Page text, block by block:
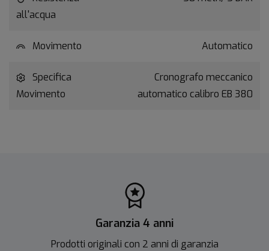
all'acqua
Movimento Automatico
Specifica
Movimento
Cronografo meccanico
automatico calibro EB 380
Garanzia 4 anni
Prodotti originali con 2 anni di garanzia